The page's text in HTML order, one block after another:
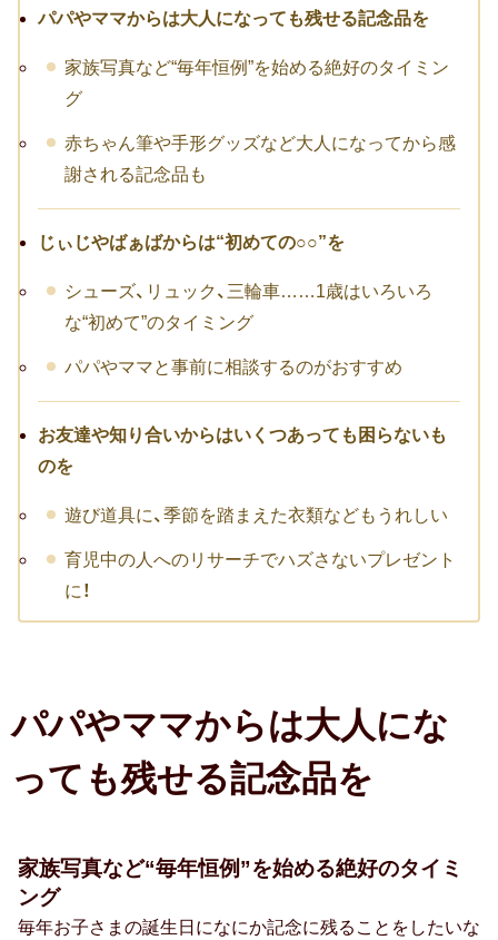
七五三
お詫び
創立・創業記念（周年記念）
開店・移転祝い
昇進・栄転祝い
長寿祝い
卒寿祝い
パパやママからは大人になっても残せる記念品を
家族写真など“毎年恒例”を始める絶好のタイミン
グ
赤ちゃん筆や手形グッズなど大人になってから感
謝される記念品も
じぃじやばぁばからは“初めての○○”を
シューズ、リュック、三輪車……1歳はいろいろ
な“初めて”のタイミング
パパやママと事前に相談するのがおすすめ
お友達や知り合いからはいくつあっても困らないも
のを
遊び道具に、季節を踏まえた衣類などもうれしい
育児中の人へのリサーチでハズさないプレゼント
に！
パパやママからは大人にな
っても残せる記念品を
家族写真など“毎年恒例”を始める絶好のタイミ
ング
毎年お子さまの誕生日になにか記念に残ることをしたいな